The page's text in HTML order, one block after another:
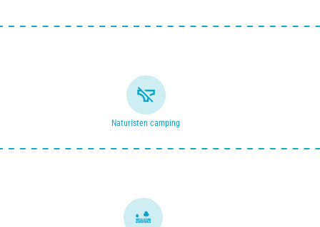
Naturisten camping